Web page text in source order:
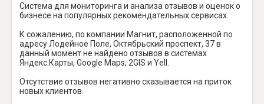
Система для мониторинга и анализа отзывов и оценок о
бизнесе на популярных рекомендательных сервисах.
К сожалению, по компании Магнит, расположенной по
адресу Лодейное Поле, Октябрьский проспект, 37 в
данный момент не найдено отзывов в системах
Яндекс.Карты, Google Maps, 2GIS и Yell.
Отсутствие отзывов негативно сказывается на приток
новых клиентов.